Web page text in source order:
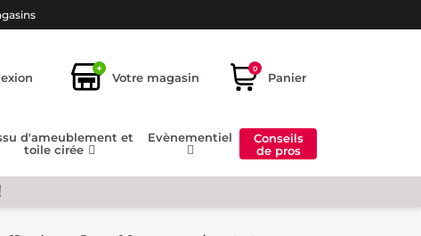
+
Votre magasin
0
Panier
d'ameublement et
toile cirée
Evènementiel
Conseils
de pros